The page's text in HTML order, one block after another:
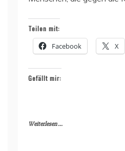
Teilen mit:
Facebook X
Gefällt mir:
Weiterlesen ...